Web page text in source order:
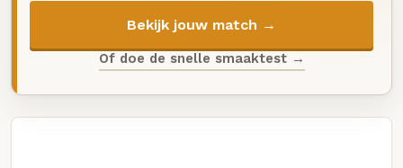
Bekijk jouw match →
Of doe de snelle smaaktest →